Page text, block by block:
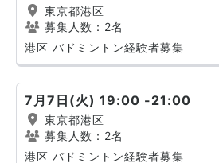
東京都港区
募集人数：2名
港区 バドミントン経験者募集
7月7日(火) 19:00 -21:00
東京都港区
募集人数：2名
港区 バドミントン経験者募集